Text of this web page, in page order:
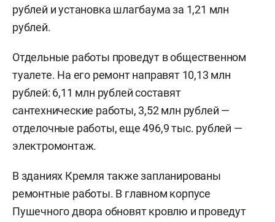
рублей и установка шлагбаума за 1,21 млн
рублей.
Отдельные работы проведут в общественном
туалете. На его ремонт направят 10,13 млн
рублей: 6,11 млн рублей составят
сантехнические работы, 3,52 млн рублей —
отделочные работы, еще 496,9 тыс. рублей —
электромонтаж.
В зданиях Кремля также запланированы
ремонтные работы. В главном корпусе
Пушечного двора обновят кровлю и проведут